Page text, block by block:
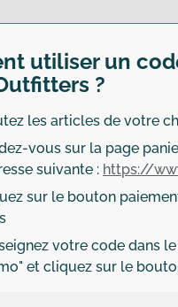
utiliser un
?
les articles de votre
vous sur la page
suivante : https://
sur le bouton
votre code dans
et cliquez sur le